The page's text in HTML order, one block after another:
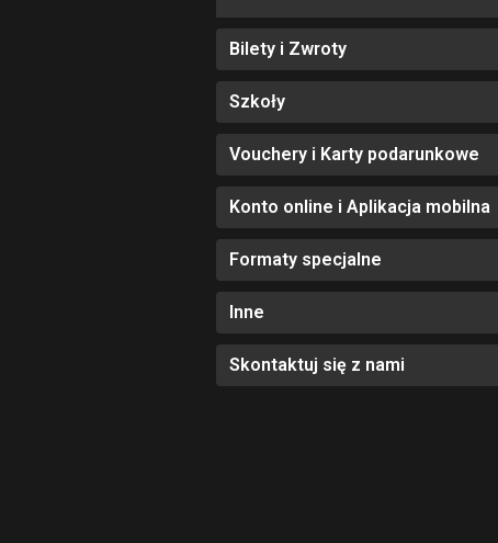
Bilety i Zwroty
Szkoły
Vouchery i Karty podarunkowe
Konto online i Aplikacja mobilna
Formaty specjalne
Inne
Skontaktuj się z nami